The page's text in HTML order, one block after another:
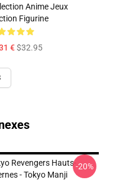
Anime Jeux
Figurine
€$32.95
Revengers Hauts-
- Tokyo Manji
-20%